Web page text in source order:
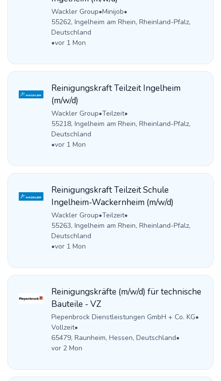
Wackler Group•Minijob•
55262, Ingelheim am Rhein, Rheinland-Pfalz,
Deutschland
•vor 1 Mon
Reinigungskraft Teilzeit Ingelheim
(m/w/d)
Wackler Group•Teilzeit•
55218, Ingelheim am Rhein, Rheinland-Pfalz,
Deutschland
•vor 1 Mon
Reinigungskraft Teilzeit Schule
Ingelheim-Wackernheim (m/w/d)
Wackler Group•Teilzeit•
55263, Ingelheim am Rhein, Rheinland-Pfalz,
Deutschland
•vor 1 Mon
Reinigungskräfte (m/w/d) für technische
Bauteile - VZ
Piepenbrock Dienstleistungen GmbH + Co. KG•
Vollzeit•
65479, Raunheim, Hessen, Deutschland•
vor 2 Mon